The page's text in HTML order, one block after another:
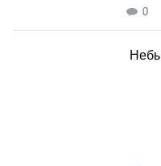
0